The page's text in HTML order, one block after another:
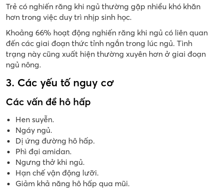
Trẻ có nghiến răng khi ngủ thường gặp nhiều khó khăn
hơn trong việc duy trì nhịp sinh học.
Khoảng 66% hoạt động nghiến răng khi ngủ có liên quan
đến các giai đoạn thức tỉnh ngắn trong lúc ngủ. Tình
trạng này cũng xuất hiện thường xuyên hơn ở giai đoạn
ngủ nông.
3. Các yếu tố nguy cơ
Các vấn đề hô hấp
Hen suyễn.
Ngáy ngủ.
Dị ứng đường hô hấp.
Phì đại amidan.
Ngưng thở khi ngủ.
Hạn chế vận động lưỡi.
Giảm khả năng hô hấp qua mũi.